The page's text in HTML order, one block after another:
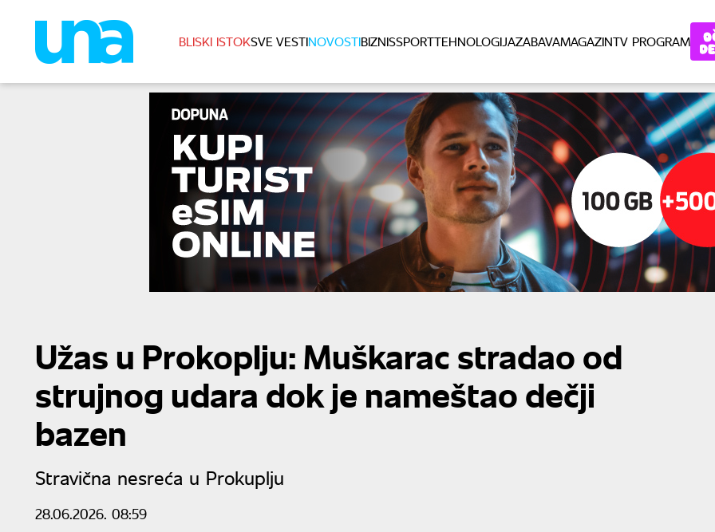
BLISKI ISTOKSVE VESTINOVOSTIBIZNISSPORTTEHNOLOGIJAZABAVAMAGAZINTV PROGRAM
Užas u Prokoplju: Muškarac stradao od
strujnog udara dok je nameštao dečji
bazen
Stravična nesreća u Prokuplju
28.06.2026. 08:59